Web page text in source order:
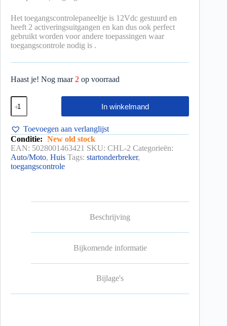
Het toegangscontrolepaneeltje is 12Vdc gestuurd en
heeft 2 activeringsuitgangen en kan dus ook perfect
gebruikt worden voor andere toepassingen waar
toegangscontrole nodig is .
Haast je! Nog maar 2 op voorraad
In winkelmand
Toevoegen aan verlanglijst
Conditie: New old stock
EAN: 5028001463421 SKU: CHL-2 Categorieën:
Auto/Moto, Huis Tags: startonderbreker,
toegangscontrole
Beschrijving
Bijkomende informatie
Bijlage's